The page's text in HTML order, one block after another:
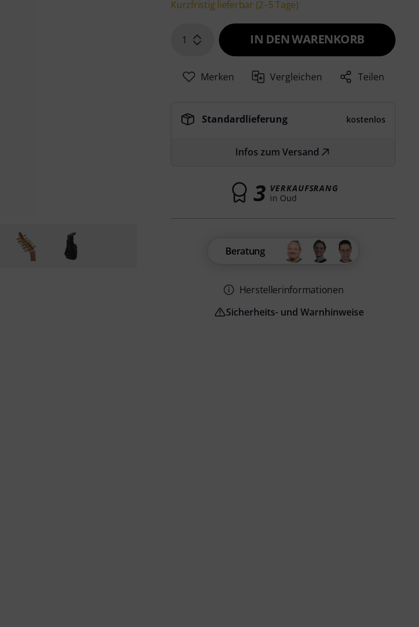
Kurzfristig lieferbar (2–5 Tage)
1 IN DEN WARENKORB
Merken Vergleichen Teilen
Standardlieferung kostenlos
Infos zum Versand
3 VERKAUFSRANG
in Oud
Beratung
Herstellerinformationen
Sicherheits- und Warnhinweise